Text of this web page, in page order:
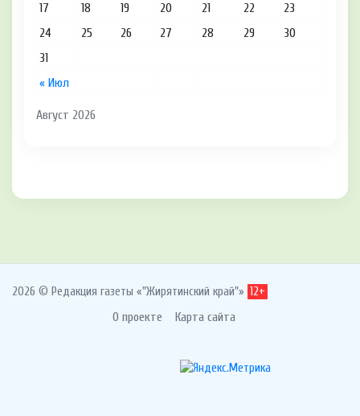
Август 2026
« Июл
17
18 19 20 21 22
23
24
25 26 27 28 29
30
31
2026 © Редакция газеты «"Жирятинский край"» 12+
О проекте Карта сайта